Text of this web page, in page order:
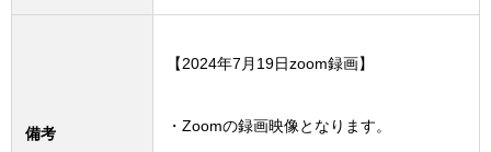
備考
【2024年7月19日zoom録画】
・Zoomの録画映像となります。